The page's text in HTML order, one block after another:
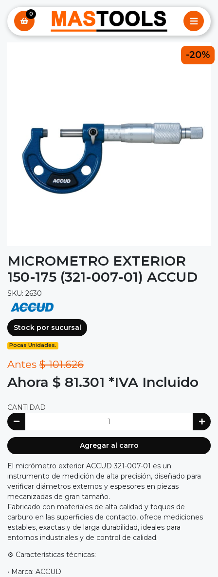
0
-20%
MICROMETRO EXTERIOR
150-175 (321-007-01) ACCUD
SKU: 2630
Stock por sucursal
Pocas Unidades.
Antes $ 101.626
Ahora $ 81.301 *IVA Incluido
CANTIDAD
Agregar al carro
El micrómetro exterior ACCUD 321-007-01 es un
instrumento de medición de alta precisión, diseñado para
verificar diámetros externos y espesores en piezas
mecanizadas de gran tamaño.
Fabricado con materiales de alta calidad y toques de
carburo en las superficies de contacto, ofrece mediciones
estables, exactas y de larga durabilidad, ideales para
entornos industriales y de control de calidad.
⚙️ Características técnicas:
• Marca: ACCUD